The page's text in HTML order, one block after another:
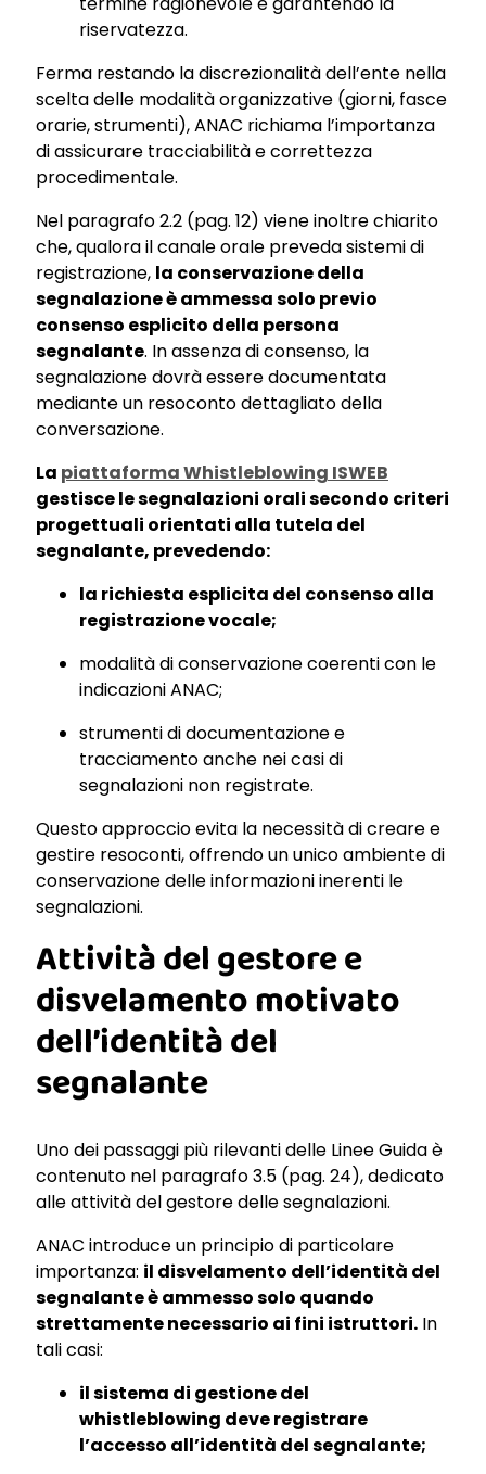
riservatezza.
Ferma restando la discrezionalità dell’ente nella
scelta delle modalità organizzative (giorni, fasce
orarie, strumenti), ANAC richiama l’importanza
di assicurare tracciabilità e correttezza
procedimentale.
Nel paragrafo 2.2 (pag. 12) viene inoltre chiarito
che, qualora il canale orale preveda sistemi di
registrazione, la conservazione della
segnalazione è ammessa solo previo
consenso esplicito della persona
segnalante. In assenza di consenso, la
segnalazione dovrà essere documentata
mediante un resoconto dettagliato della
conversazione.
La piattaforma Whistleblowing ISWEB
gestisce le segnalazioni orali secondo criteri
progettuali orientati alla tutela del
segnalante, prevedendo:
la richiesta esplicita del consenso alla
registrazione vocale;
modalità di conservazione coerenti con le
indicazioni ANAC;
strumenti di documentazione e
tracciamento anche nei casi di
segnalazioni non registrate.
Questo approccio evita la necessità di creare e
gestire resoconti, offrendo un unico ambiente di
conservazione delle informazioni inerenti le
segnalazioni.
Attività del gestore e
disvelamento motivato
dell’identità del
segnalante
Uno dei passaggi più rilevanti delle Linee Guida è
contenuto nel paragrafo 3.5 (pag. 24), dedicato
alle attività del gestore delle segnalazioni.
ANAC introduce un principio di particolare
importanza: il disvelamento dell’identità del
segnalante è ammesso solo quando
strettamente necessario ai fini istruttori. In
tali casi:
il sistema di gestione del
whistleblowing deve registrare
l’accesso all’identità del segnalante;